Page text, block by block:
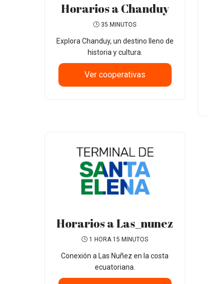
Horarios a Chanduy
35 MINUTOS
Explora Chanduy, un destino lleno de
historia y cultura.
Ver cooperativas
Horarios a Las_nunez
1 HORA 15 MINUTOS
Conexión a Las Nuñez en la costa
ecuatoriana.